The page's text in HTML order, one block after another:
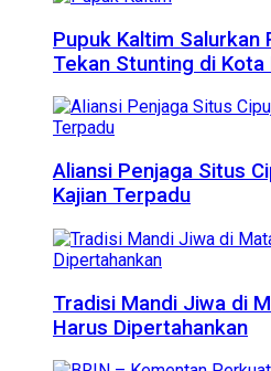
Pupuk Kaltim Salurkan
Tekan Stunting di Kota
Aliansi Penjaga Situs
Kajian Terpadu
Tradisi Mandi Jiwa di
Harus Dipertahankan